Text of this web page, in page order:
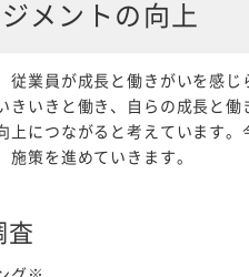
メントの向上
従業員が成長と働きがいを感
きいきと働き、自らの成長と
上につながると考えています
施策を進めていきます。